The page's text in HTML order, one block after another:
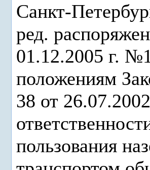
Санкт-
ред.
01.12.2005 г.
положениям
38 от
пользования